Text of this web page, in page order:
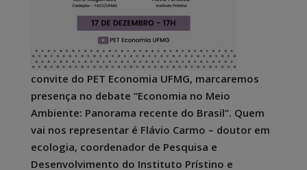
convite do PET Economia UFMG, marcaremos
presença no debate “Economia no Meio
Ambiente: Panorama recente do Brasil”. Quem
vai nos representar é Flávio Carmo – doutor em
ecologia, coordenador de Pesquisa e
Desenvolvimento do Instituto Prístino e